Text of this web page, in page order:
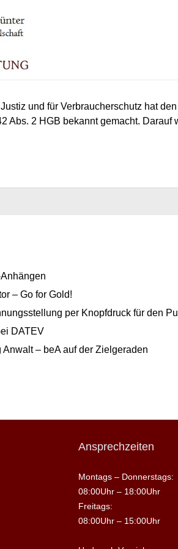
und für Verbraucherschutz hat
Abs. 2 HGB bekannt gemacht. Darauf
– Go for Gold!
per Knopfdruck für den
DATEV
Anwalt – beA auf der Zielgeraden
Ansprechzeiten
Montags – Donnerstags:
08:00Uhr – 18:00Uhr
Freitags:
08:00Uhr – 15:00Uhr